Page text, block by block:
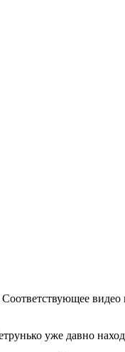
уже давно